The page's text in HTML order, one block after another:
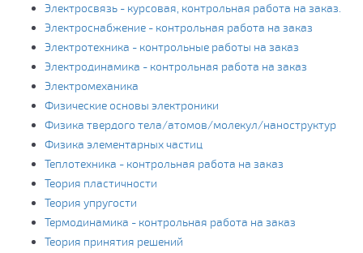
Электросвязь - курсовая, контрольная работа на заказ.
Электроснабжение - контрольная работа на заказ
Электротехника - контрольные работы на заказ
Электродинамика - контрольная работа на заказ
Электромеханика
Физические основы электроники
Физика твердого тела/атомов/молекул/наноструктур
Физика элементарных частиц
Теплотехника - контрольная работа на заказ
Теория пластичности
Теория упругости
Термодинамика - контрольная работа на заказ
Теория принятия решений